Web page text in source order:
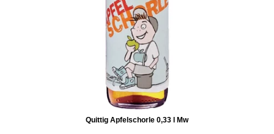
Quittig Apfelschorle 0,33 l Mw